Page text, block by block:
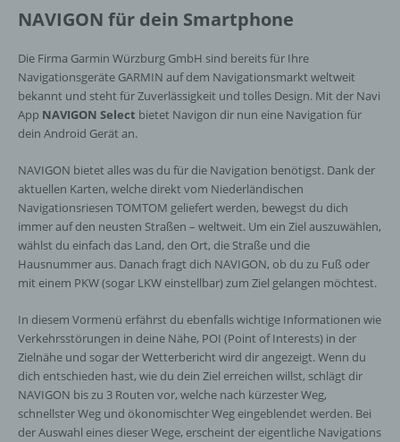
NAVIGON für dein Smartphone
Die Firma Garmin Würzburg GmbH sind bereits für Ihre
Navigationsgeräte GARMIN auf dem Navigationsmarkt weltweit
bekannt und steht für Zuverlässigkeit und tolles Design. Mit der Navi
App NAVIGON Select bietet Navigon dir nun eine Navigation für
dein Android Gerät an.
NAVIGON bietet alles was du für die Navigation benötigst. Dank der
aktuellen Karten, welche direkt vom Niederländischen
Navigationsriesen TOMTOM geliefert werden, bewegst du dich
immer auf den neusten Straßen – weltweit. Um ein Ziel auszuwählen,
wählst du einfach das Land, den Ort, die Straße und die
Hausnummer aus. Danach fragt dich NAVIGON, ob du zu Fuß oder
mit einem PKW (sogar LKW einstellbar) zum Ziel gelangen möchtest.
In diesem Vormenü erfährst du ebenfalls wichtige Informationen wie
Verkehrsstörungen in deine Nähe, POI (Point of Interests) in der
Zielnähe und sogar der Wetterbericht wird dir angezeigt. Wenn du
dich entschieden hast, wie du dein Ziel erreichen willst, schlägt dir
NAVIGON bis zu 3 Routen vor, welche nach kürzester Weg,
schnellster Weg und ökonomischter Weg eingeblendet werden. Bei
der Auswahl eines dieser Wege, erscheint der eigentliche Navigations